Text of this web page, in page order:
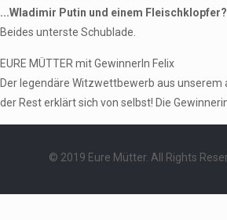
...Wladimir Putin und einem Fleischklopfer?
Beides unterste Schublade.
EURE MÜTTER mit GewinnerIn Felix
Der legendäre Witzwettbewerb aus unserem
der Rest erklärt sich von selbst! Die
© 2019 Eure Mütter. All Rights